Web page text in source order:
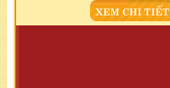
XEM CHI TIẾT